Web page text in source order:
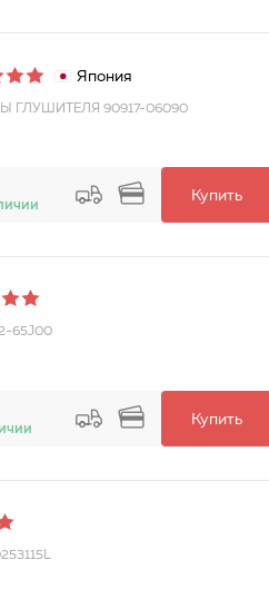
Япония
ГЛУШИТЕЛЯ 90917-06090
Купить
65J00
Купить